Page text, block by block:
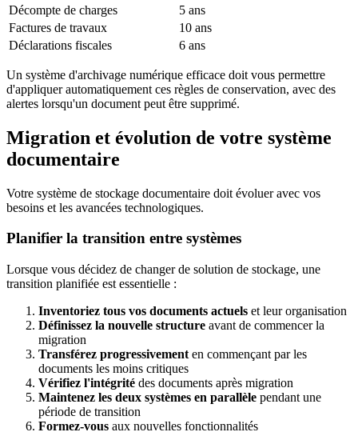
Décompte de charges
5 ans
Factures de travaux
10 ans
Déclarations fiscales
6 ans
Un système d'archivage numérique efficace doit vous permettre
d'appliquer automatiquement ces règles de conservation, avec des
alertes lorsqu'un document peut être supprimé.
Migration et évolution de votre système
documentaire
Votre système de stockage documentaire doit évoluer avec vos
besoins et les avancées technologiques.
Planifier la transition entre systèmes
Lorsque vous décidez de changer de solution de stockage, une
transition planifiée est essentielle :
Inventoriez tous vos documents actuels et leur organisation
Définissez la nouvelle structure avant de commencer la
migration
Transférez progressivement en commençant par les
documents les moins critiques
Vérifiez l'intégrité des documents après migration
Maintenez les deux systèmes en parallèle pendant une
période de transition
Formez-vous aux nouvelles fonctionnalités